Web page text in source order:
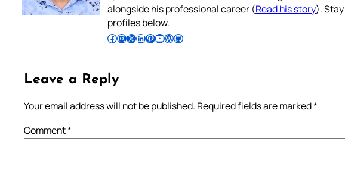
alongside his professional career (Read his story).
profiles below.
Follow Pradeep on Facebook Follow Pradeep on InstagramFollow Pradeep on X Follow Pradeep on LinkedIn Follow Pradeep on Pinterest Subscribe to Pradeep’s Youtube Channel Follow Pradeep on WordPress Follow Pradeep on GitHub
Leave a Reply
Your email address will not be published. Required fields are marked*
Comment*